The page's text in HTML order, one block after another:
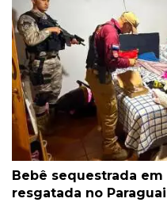
Bebê sequestrada em
resgatada no Paraguai